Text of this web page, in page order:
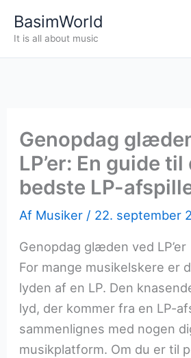
BasimWorld
It is all about music
Genopdag
LP’er: En guide til
bedste LP-
Af Musiker / 22. september
Genopdag glæden ved LP’er
For mange musikelskere er
lyden af en LP. Den
lyd, der kommer fra en LP-
sammenlignes med nogen
musikplatform. Om du er til